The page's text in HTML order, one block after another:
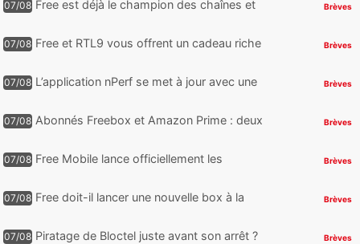
07/08 Free est déjà le champion des chaînes et
Brèves
07/08 Free et RTL9 vous offrent un cadeau riche
Brèves
07/08 L’application nPerf se met à jour avec une
Brèves
07/08 Abonnés Freebox et Amazon Prime : deux
Brèves
07/08 Free Mobile lance officiellement les
cadeaux
Brèves
07/08 Free doit-il lancer une nouvelle box à la
Brèves
07/08 Piratage de Bloctel juste avant son arrêt ?
Brèves